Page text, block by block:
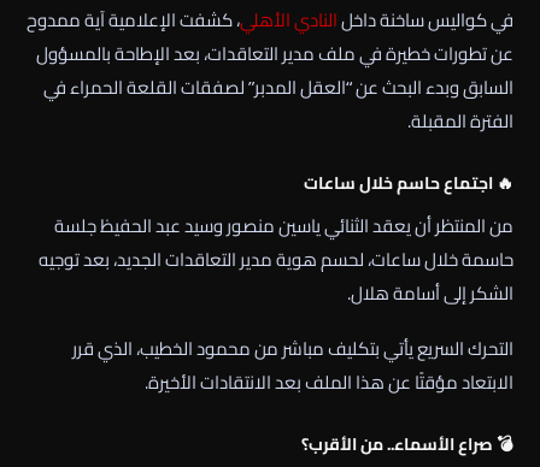
في كواليس ساخنة داخلالنادي الأهلي، كشفت الإعلاميةآية ممدوح
عن تطورات خطيرة في ملف مدير التعاقدات، بعد الإطاحة بالمسؤول
السابق وبدء البحث عن “العقل المدبر” لصفقات القلعة الحمراء في
الفترة المقبلة.
🔥 اجتماع حاسم خلال ساعات
من المنتظر أن يعقد الثنائيياسين منصوروسيد عبد الحفيظجلسة
حاسمة خلال ساعات، لحسم هوية مدير التعاقدات الجديد، بعد توجيه
الشكر إلىأسامة هلال.
التحرك السريع يأتي بتكليف مباشر منمحمود الخطيب، الذي قرر
الابتعاد مؤقتًا عن هذا الملف بعد الانتقادات الأخيرة.
💣 صراع الأسماء.. من الأقرب؟